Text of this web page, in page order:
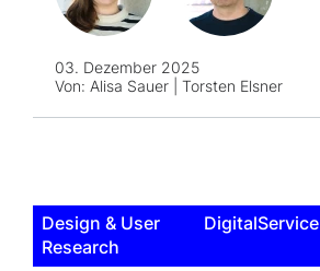
03. Dezember 2025
Von: Alisa Sauer | Torsten Elsner
Design & User
Research
DigitalService